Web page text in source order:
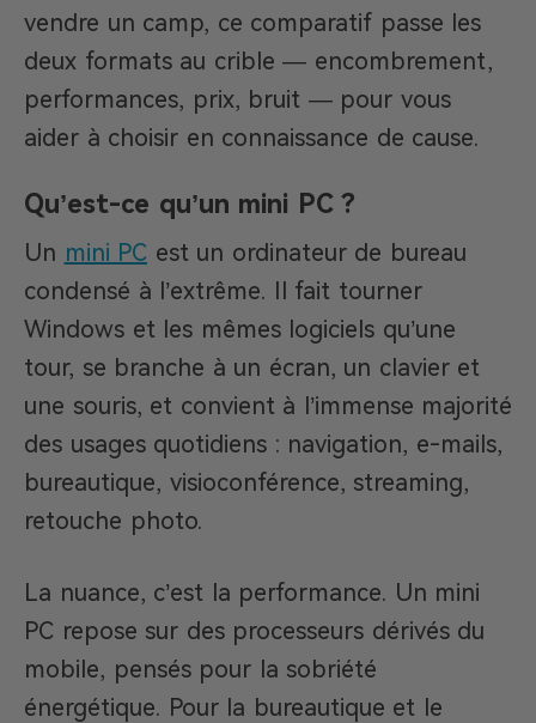
vendre un camp, ce comparatif passe les
deux formats au crible — encombrement,
performances, prix, bruit — pour vous
aider à choisir en connaissance de cause.
Qu’est-ce qu’un mini PC ?
Un mini PC est un ordinateur de bureau
condensé à l’extrême. Il fait tourner
Windows et les mêmes logiciels qu’une
tour, se branche à un écran, un clavier et
une souris, et convient à l’immense majorité
des usages quotidiens : navigation, e-mails,
bureautique, visioconférence, streaming,
retouche photo.
La nuance, c’est la performance. Un mini
PC repose sur des processeurs dérivés du
mobile, pensés pour la sobriété
énergétique. Pour la bureautique et le